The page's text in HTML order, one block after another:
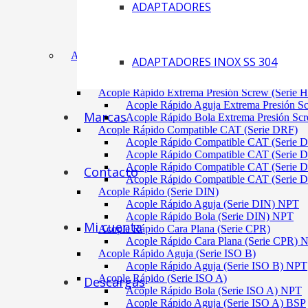
ADAPTADORES
ADAPTADORES INOX SS 304
Marcas
Contacto
Mi cuenta
Descargas
Acoplamiento Tipo Neumático Fenaflex (TYRE)
ACÓPLES RÁPIDOS
Acople Rápido Aguja Extrema Presión (Serie
Acople Rápido Extrema Presión Screw (Serie
Acople Rápido Aguja Extrema Presión
Acople Rápido Bola Extrema Presión
Acople Rápido Compatible CAT (Serie DRF)
Acople Rápido Compatible CAT (Serie
Acople Rápido Compatible CAT (Serie
Acople Rápido Compatible CAT (Serie
Acople Rápido Compatible CAT (Serie
Acople Rápido (Serie DIN)
Acople Rápido Aguja (Serie DIN) NPT
Acople Rápido Bola (Serie DIN) NPT
Acople Rápido Cara Plana (Serie CPR)
Acople Rápido Cara Plana (Serie CPR)
Acople Rápido Aguja (Serie ISO B)
Acople Rápido Aguja (Serie ISO B) NPT
Acople Rápido (Serie ISO A)
Acople Rápido Bola (Serie ISO A) NPT
Acople Rápido Aguja (Serie ISO A) BSP